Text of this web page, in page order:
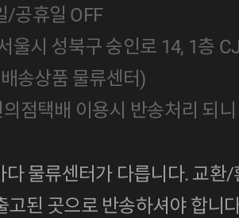
/공휴일 OFF
울시 성북구 숭인로 14, 1층
송상품 물류센터)
점택배 이용시 반송처리 되
물류센터가 다릅니다. 교환
고된 곳으로 반송하셔야 합니